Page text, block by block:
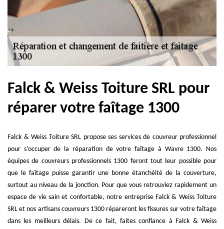
Falck & Weiss Toiture SRL pour
réparer votre faîtage 1300
Falck & Weiss Toiture SRL propose ses services de couvreur professionnel
pour s’occuper de la réparation de votre faîtage à Wavre 1300. Nos
équipes de couvreurs professionnels 1300 feront tout leur possible pour
que le faîtage puisse garantir une bonne étanchéité de la couverture,
surtout au niveau de la jonction. Pour que vous retrouviez rapidement un
espace de vie sain et confortable, notre entreprise Falck & Weiss Toiture
SRL et nos artisans couvreurs 1300 répareront les fissures sur votre faîtage
dans les meilleurs délais. De ce fait, faites confiance à Falck & Weiss